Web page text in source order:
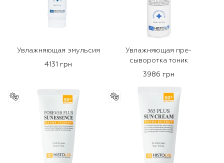
Увлажняющая эмульсия
4131 грн
Увлажняющая пре-
сыворотка тоник
3986 грн